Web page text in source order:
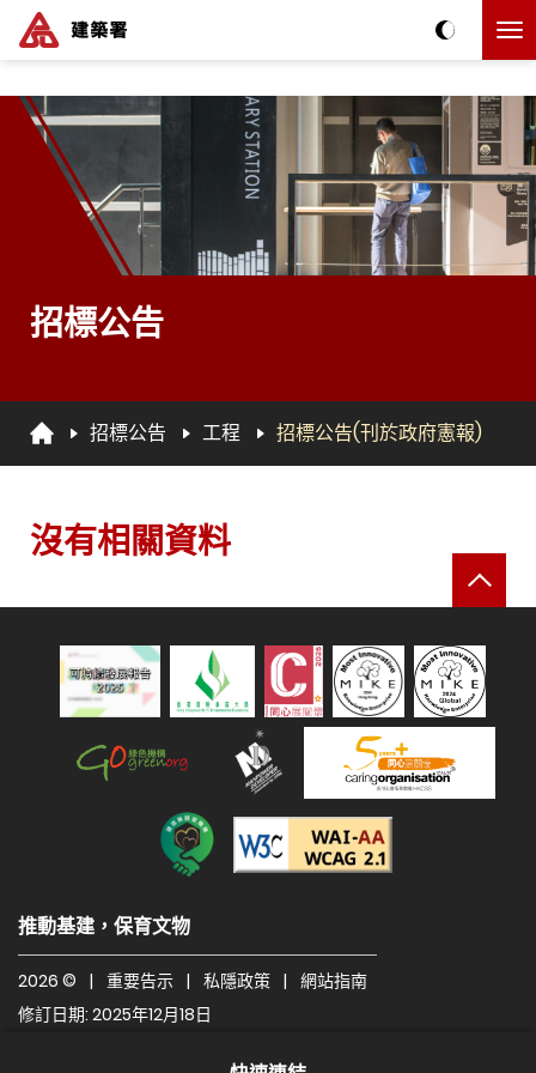
The detail of this page
招標公告
招標公告 工程 招標公告(刊於政府憲報)
沒有相關資料
可持續發展報告 2025
綠色機構 人才企業
建造業關愛機構
推動基建，保育文物
2026 © | 重要告示 | 私隱政策 | 網站指南
修訂日期: 2025年12月18日